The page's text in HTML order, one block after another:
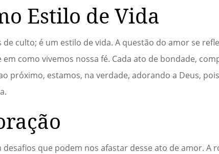
Estilo de Vida
culto; é um estilo de vida. A questão do amor se
como vivemos nossa fé. Cada ato de bondade,
próximo, estamos, na verdade, adorando a Deus,
que podem nos afastar desse ato de amor. A